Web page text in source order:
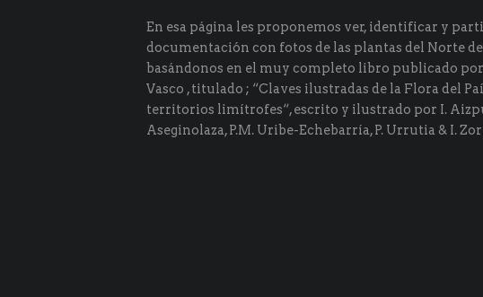
En esa página les proponemos ver, identificar y
documentación con fotos de las plantas del Norte de
basándonos en el muy completo libro publicado
Vasco , titulado ; “Claves ilustradas de la Flora del
territorios limítrofes“, escrito y ilustrado por I.
Aseginolaza, P.M. Uribe-Echebarría, P. Urrutia & I.